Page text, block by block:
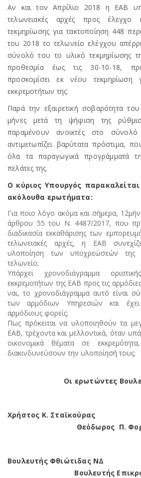
Αν και τον Απρίλιο 2018 η ΕΑΒ
τελωνειακές αρχές προς έλεγχο
τεκμηρίωσης για τακτοποίηση 448
του 2018 το τελωνείο ελέγχου
σύνολό του το υλικό τεκμηρίωσης
προθεσμία έως τις 30-10-18,
προσκομίσει εκ νέου
εκκρεμοτήτων της.
Παρά την εξαιρετική σοβαρότητα
μήνες μετά τη ψήφιση της
παραμένουν ανοικτές στο
αντιμετωπίζει βαρύτατα πρόστιμα,
όλα τα παραγωγικά προγράμματά
πελάτες της.
Ο κύριος Υπουργός
ακόλουθα ερωτήματα:
Για ποιο λόγο ακόμα και σήμερα,
άρθρου 55 του Ν. 4487/2017, που
διαδικασία εκκαθάρισης των
τελωνειακές αρχές, η ΕΑΒ
υλοποίηση των υποχρεώσεών της
τελωνείο;
Υπάρχει χρονοδιάγραμμα
εκκρεμοτήτων της ΕΑΒ προς τις
ναι, το χρονοδιάγραμμα αυτό είναι
των αρμόδιων Υπηρεσιών και
αρμόδιους φορείς;
Πως πρόκειται να υλοποιηθούν τα
ΕΑΒ, τρέχοντα και μελλοντικά, όταν
οικονομικά θέματα σε
διακινδυνεύσουν την υλοποίησή τους;
Οι ερωτώντες
Χρήστος Κ.
Θεόδωρος Π.
Βουλευτής
Βουλευτής